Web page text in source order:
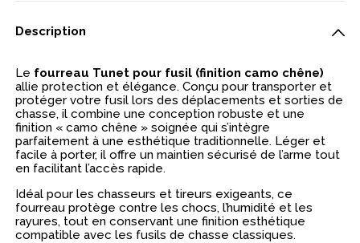
Description
Le fourreau Tunet pour fusil (finition camo chêne)
allie protection et élégance. Conçu pour transporter et
protéger votre fusil lors des déplacements et sorties de
chasse, il combine une conception robuste et une
finition « camo chêne » soignée qui s’intègre
parfaitement à une esthétique traditionnelle. Léger et
facile à porter, il offre un maintien sécurisé de l’arme tout
en facilitant l’accès rapide.
Idéal pour les chasseurs et tireurs exigeants, ce
fourreau protège contre les chocs, l’humidité et les
rayures, tout en conservant une finition esthétique
compatible avec les fusils de chasse classiques.